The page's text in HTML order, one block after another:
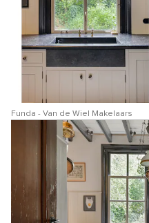
Funda - Van de Wiel Makelaars